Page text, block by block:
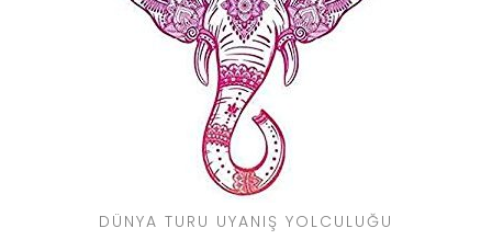
DÜNYA TURU UYANIŞ YOLCULUĞU